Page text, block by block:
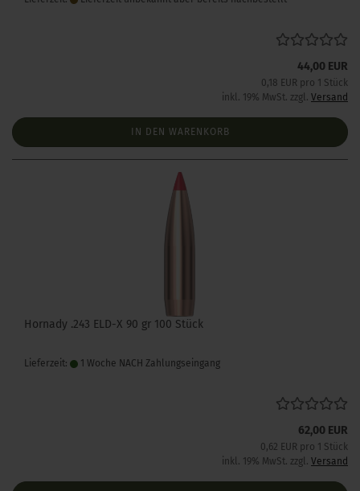
44,00 EUR
0,18 EUR pro 1 Stück
inkl. 19% MwSt. zzgl. Versand
IN DEN WARENKORB
Hornady .243 ELD-X 90 gr 100 Stück
Lieferzeit: 1 Woche NACH Zahlungseingang
62,00 EUR
0,62 EUR pro 1 Stück
inkl. 19% MwSt. zzgl. Versand